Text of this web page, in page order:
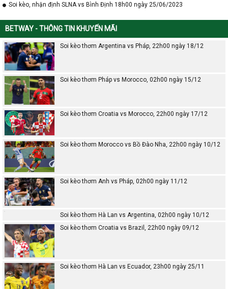
Soi kèo, nhận định SLNA vs Bình Định 18h00 ngày 25/06/2023
BETWAY - THÔNG TIN KHUYẾN MÃI
Soi kèo thơm Argentina vs Pháp, 22h00 ngày 18/12
Soi kèo thơm Pháp vs Morocco, 02h00 ngày 15/12
Soi kèo thơm Croatia vs Morocco, 22h00 ngày 17/12
Soi kèo thơm Morocco vs Bồ Đào Nha, 22h00 ngày 10/12
Soi kèo thơm Anh vs Pháp, 02h00 ngày 11/12
Soi kèo thơm Hà Lan vs Argentina, 02h00 ngày 10/12
Soi kèo thơm Croatia vs Brazil, 22h00 ngày 09/12
Soi kèo thơm Hà Lan vs Ecuador, 23h00 ngày 25/11